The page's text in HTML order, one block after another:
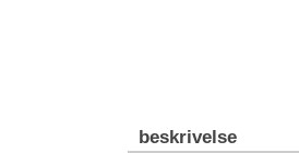
beskrivelse